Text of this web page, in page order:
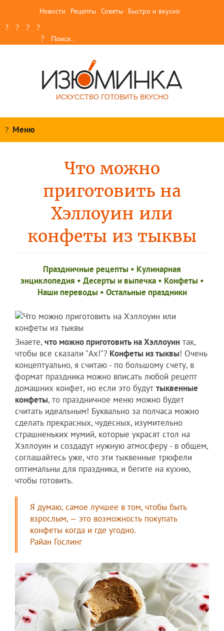
Новости Рецепты Советы Быстро и вкусно
ИСКУССТВО ГОТОВИТЬ ВКУСНО
Меню
Что можно
приготовить на
Хэллоуин или
конфеты из тыквы
Праздничные рецепты • Кулинарная
энциклопедия • Десерты и выпечка• Конфеты •
Наши переводы • Остальные праздники
Знаете, что можно приготовить на Хэллоуин так,
чтобы все сказали "Ах!"? Конфеты из тыквы! Очень
концептуально, я считаю - по большому счету, в
формат праздника можно вписать любой рецепт
домашних конфет, но если это будут тыквенные
конфеты, то праздничное меню можно будет
считать идеальным! Буквально за полчаса можно
сделать прекрасных, чудесных, изумительно
страшненьких мумий, которые украсят стол на
Хэллоуин и создадут нужную атмосферу - в общем,
соглашайтесь уже, что эти тыквенные трюфели
оптимальны для праздника, и бегите на кухню,
чтобы готовить.
Я думаю, самое лучшее в том, чтобы быть
взрослым, — это возможность покупать
конфеты когда и где угодно.
Райан Гослинг